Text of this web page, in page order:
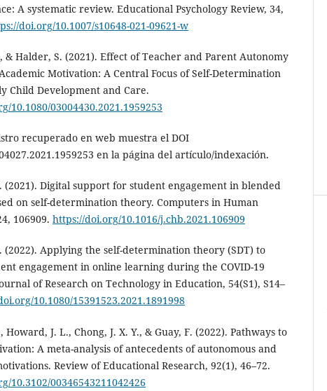
A systematic review. Educational Psychology Review, 34,
doi.org/10.1007/s10648-021-09621-w
& Halder, S. (2021). Effect of Teacher and Parent Autonomy
Motivation: A Central Focus of Self-Determination
Child Development and Care.
10.1080/03004430.2021.1959253
recuperado en web muestra el DOI
en la página del artículo/indexación.
(2021). Digital support for student engagement in blended
on self-determination theory. Computers in Human
106909. https://doi.org/10.1016/j.chb.2021.106909
(2022). Applying the self-determination theory (SDT) to
engagement in online learning during the COVID-19
of Research on Technology in Education, 54(S1), S14–
10.1080/15391523.2021.1891998
Howard, J. L., Chong, J. X. Y., & Guay, F. (2022). Pathways to
A meta-analysis of antecedents of autonomous and
Review of Educational Research, 92(1), 46–72.
10.3102/00346543211042426